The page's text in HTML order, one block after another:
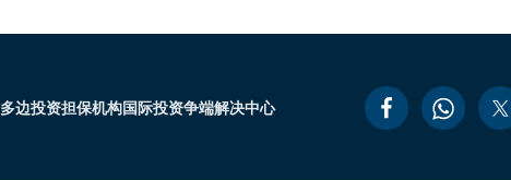
多边投资担保机构国际投资争端解决中心